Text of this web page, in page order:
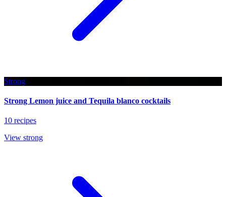
Strong
Strong Lemon juice and Tequila blanco cocktails
10 recipes
View strong